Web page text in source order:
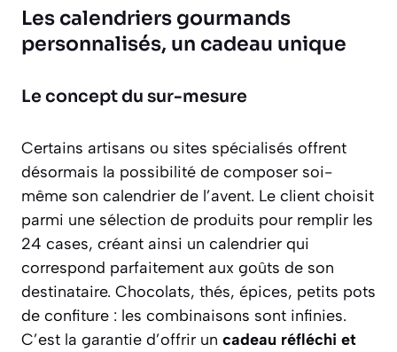
Les calendriers gourmands
personnalisés, un cadeau unique
Le concept du sur-mesure
Certains artisans ou sites spécialisés offrent
désormais la possibilité de composer soi-
même son calendrier de l’avent. Le client choisit
parmi une sélection de produits pour remplir les
24 cases, créant ainsi un calendrier qui
correspond parfaitement aux goûts de son
destinataire. Chocolats, thés, épices, petits pots
de confiture : les combinaisons sont infinies.
C’est la garantie d’offrir un cadeau réfléchi et